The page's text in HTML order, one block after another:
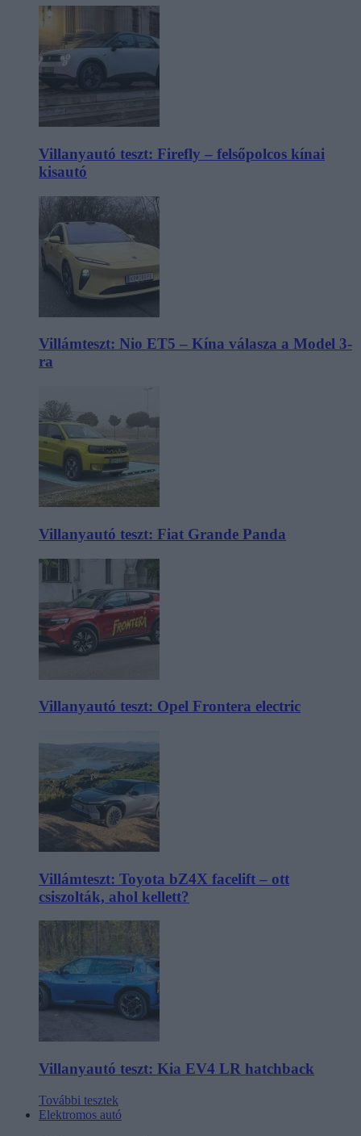
Villanyautó teszt: Firefly – felsőpolcos kínai
kisautó
Villámteszt: Nio ET5 – Kína válasza a Model 3-
ra
Villanyautó teszt: Fiat Grande Panda
Villanyautó teszt: Opel Frontera electric
Villámteszt: Toyota bZ4X facelift – ott
csiszolták, ahol kellett?
Villanyautó teszt: Kia EV4 LR hatchback
További tesztek
Elektromos autó